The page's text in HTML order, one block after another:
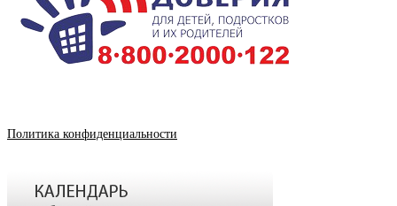
Политика конфиденциальности